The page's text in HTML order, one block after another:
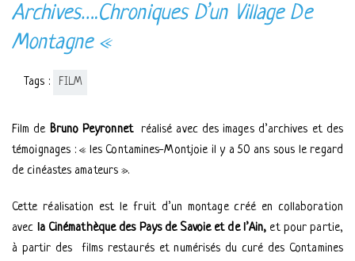
Archives….Chroniques D’un Village De
Montagne «
Tags : FILM
Film de Bruno Peyronnet réalisé avec des images d’archives et des
témoignages : « les Contamines-Montjoie il y a 50 ans sous le regard
de cinéastes amateurs ».
Cette réalisation est le fruit d’un montage créé en collaboration
avec la Cinémathèque des Pays de Savoie et de l’Ain, et pour partie,
à partir des
films restaurés et numérisés du curé des Contamines